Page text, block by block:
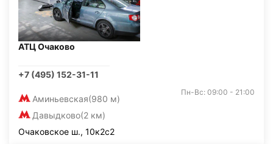
АТЦ Очаково
+7 (495) 152-31-11
Аминьевская(980 м)
Давыдково(2 км)
Пн-Вс: 09:00 - 21:00
Очаковское ш., 10к2с2